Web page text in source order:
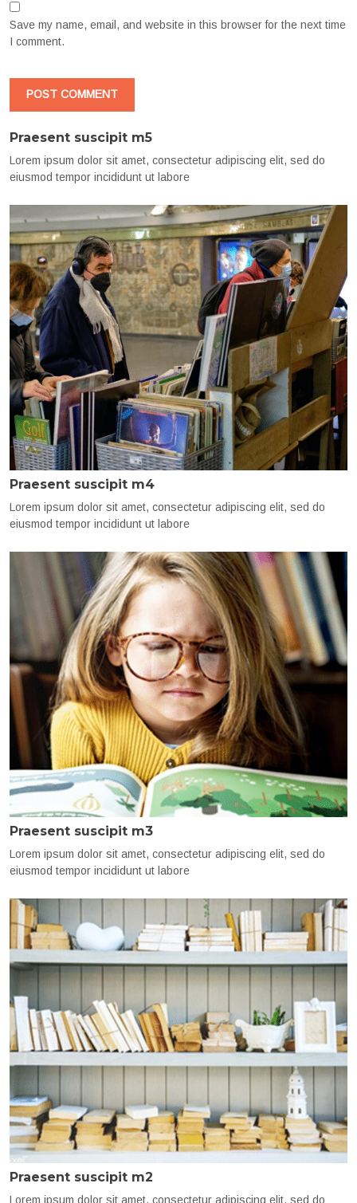
Save my name, email, and website in this browser for the next time
I comment.
Praesent suscipit m5
Lorem ipsum dolor sit amet, consectetur adipiscing elit, sed do
eiusmod tempor incididunt ut labore
Praesent suscipit m4
Lorem ipsum dolor sit amet, consectetur adipiscing elit, sed do
eiusmod tempor incididunt ut labore
Praesent suscipit m3
Lorem ipsum dolor sit amet, consectetur adipiscing elit, sed do
eiusmod tempor incididunt ut labore
Praesent suscipit m2
Lorem ipsum dolor sit amet, consectetur adipiscing elit, sed do